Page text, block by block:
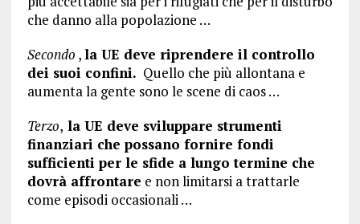
che danno alla popolazione …
Secondo ,la UE deve riprendere il controllo
dei suoi confini. Quello che più allontana e
aumenta la gente sono le scene di caos …
Terzo, la UE deve sviluppare strumenti
finanziari che possano fornire fondi
sufficienti per le sfide a lungo termine che
dovrà affrontare e non limitarsi a trattarle
come episodi occasionali …